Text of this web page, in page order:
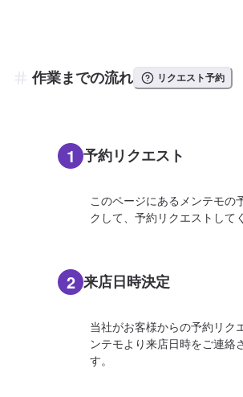
作業までの流れ リクエスト予約
1 予約リクエスト
このページにあるメンテモの
クして、予約リクエストして
2 来店日時決定
当社がお客様からの予約リク
ンテモより来店日時をご連絡
す。